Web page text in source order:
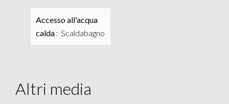
Accesso all'acqua
calda
Scaldabagno
Altri media